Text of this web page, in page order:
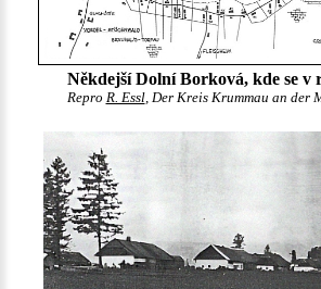
Někdejší Dolní Borková, kde se v
Repro R. Essl, Der Kreis Krummau an der